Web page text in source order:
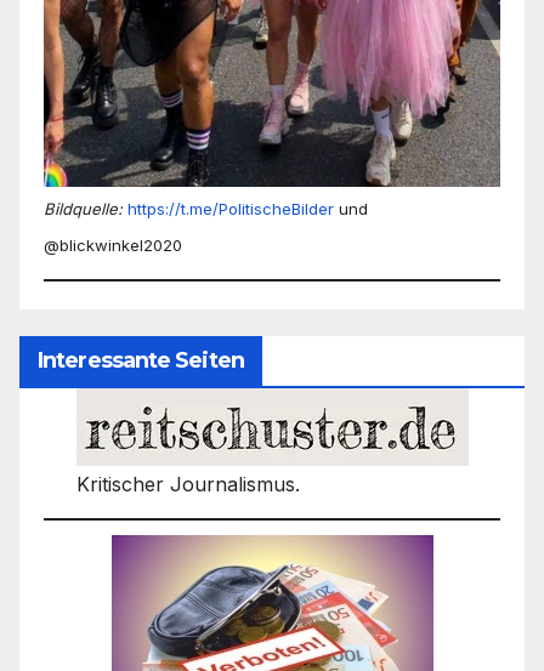
Bildquelle: https://t.me/PolitischeBilder und
@blickwinkel2020
Interessante Seiten
Kritischer Journalismus.